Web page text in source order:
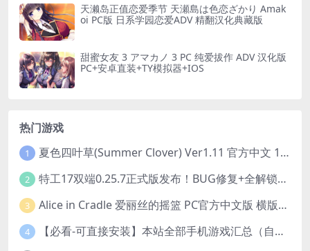
天濑岛正值恋爱季节 天瀬島は色恋ざかり Amak
oi PC版 日系学园恋爱ADV 精翻汉化典藏版
甜蜜女友 3 アマカノ 3 PC 纯爱拔作 ADV 汉化版
PC+安卓直装+TY模拟器+IOS
热门游戏
1 夏色四叶草(Summer Clover) Ver1.11 官方中文 1+4.35G 全CG 有CV 百度盘版本
2 特工17双端0.25.7正式版发布！BUG修复+全解锁存档+赞助码合集（安卓/PC/中文/动态）
3 Alice in Cradle 爱丽丝的摇篮 PC官方中文版 横版动作ACT 手绘幻想风 v0.29g 完整体验版
4
【必看-可直接安装】本站全部手机游戏汇总（自带修改器MOD）